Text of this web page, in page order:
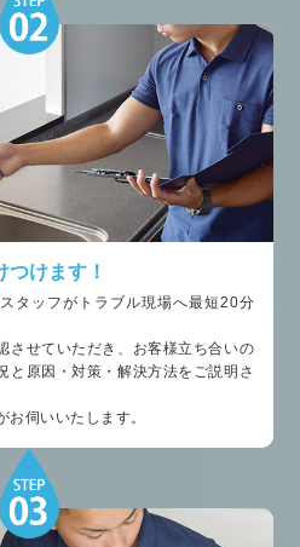
つけます！
タッフがトラブル現場へ最短20分
させていただき、お客様立ち合いの
と原因・対策・解決方法をご説明さ
伺いいたします。